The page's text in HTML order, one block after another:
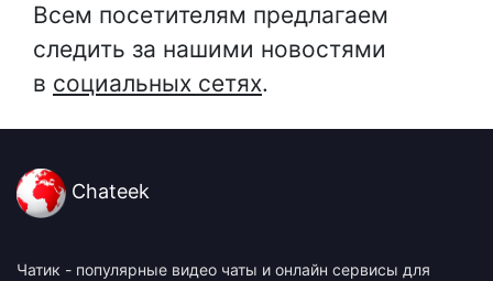
Всем посетителям предлагаем
следить за нашими новостями
в социальных сетях.
Chateek
Чатик - популярные видео чаты и онлайн сервисы для